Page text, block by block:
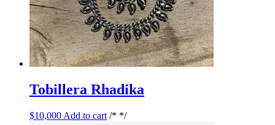
Tobillera Rhadika
$10,000 Add to cart /* */